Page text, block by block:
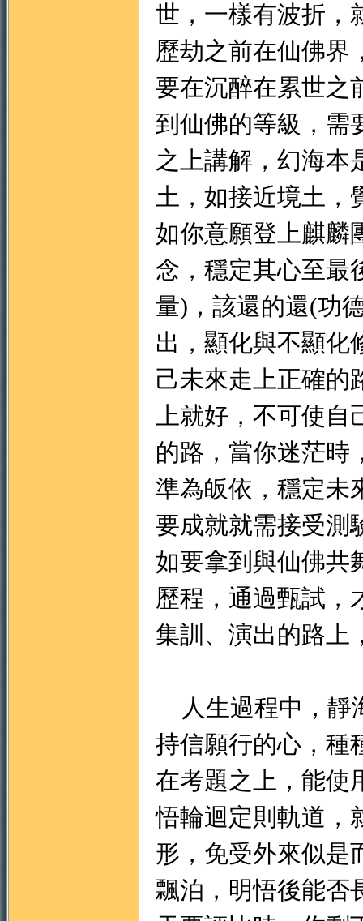
世，一樣有波折，
歷劫之前在仙佛界
要在沉醉在累世之
到仙佛的等級，需
之上講解，幻海本
土，如接近境土，
如你意願登上麒麟
念，穩定其心至最
量)，該還的還(功
出，顯化與不顯化
己未來走上正確的
上就好，不可使自
的路，當你迷茫時
準為皈依，穩定未
要成就就需接受測
如要拿到與仙佛共
歷程，通過甄試，
集訓、演出的路上
人生過程中，靜
持信願行的心，種
在考題之上，能使
悟輪迴定則軌道，
形，免受外來似是
飄泊，明悟後能否